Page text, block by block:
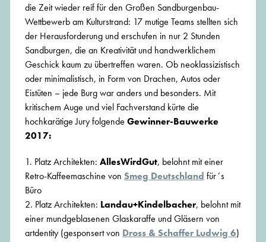
die Zeit wieder reif für den Großen Sandburgenbau-
Wettbewerb am Kulturstrand: 17 mutige Teams stellten sich
der Herausforderung und erschufen in nur 2 Stunden
Sandburgen, die an Kreativität und handwerklichem
Geschick kaum zu übertreffen waren. Ob neoklassizistisch
oder minimalistisch, in Form von Drachen, Autos oder
Eistüten – jede Burg war anders und besonders. Mit
kritischem Auge und viel Fachverstand kürte die
hochkarätige Jury folgende Gewinner-Bauwerke
2017:
1. Platz Architekten: AllesWirdGut, belohnt mit einer
Retro-Kaffeemaschine von Smeg Deutschland für´s
Büro
2. Platz Architekten: Landau+Kindelbacher, belohnt mit
einer mundgeblasenen Glaskaraffe und Gläsern von
artdentity (gesponsert von Dross & Schaffer Ludwig 6)